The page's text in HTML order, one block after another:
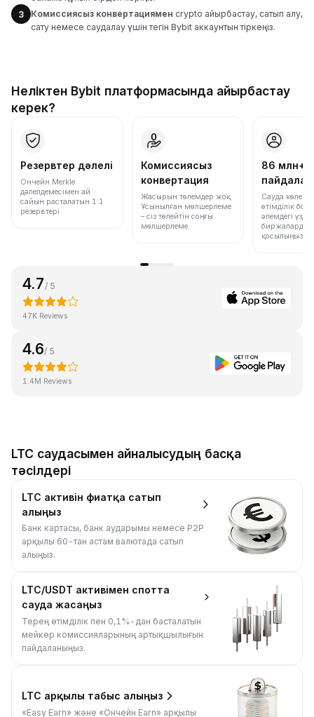
3
Комиссиясыз конвертациямен crypto айырбастау, сатып алу,
сату немесе саудалау үшін тегін Bybit аккаунтын тіркеңіз.
Неліктен Bybit платформасында айырбастау
керек?
Резервтер дәлелі
Ончейн Merkle
дәлелдемесімен ай
сайын расталатын 1:1
резервтері.
Комиссиясыз
конвертация
Жасырын төлемдер жоқ.
Ұсынылған мөлшерлеме
– сіз төлейтін соңғы
мөлшерлеме.
86 млн+
Сауда көлемі
өтімділік
әлемдегі үздік
биржалардың
қосылыңыз.
4.7 / 5
47K Reviews
4.6/ 5
1.4M Reviews
LTC саудасымен айналысудың басқа
тәсілдері
LTC активін фиатқа сатып
алыңыз
Банк картасы, банк аударымы немесе P2P
арқылы 60-тан астам валютада сатып
алыңыз.
LTC/USDT активімен спотта
сауда жасаңыз
Терең өтімділік пен 0,1%-дан басталатын
мейкер комиссияларының артықшылығын
пайдаланыңыз.
LTC арқылы табыс алыңыз
«Easy Earn» және «Ончейн Earn» арқылы